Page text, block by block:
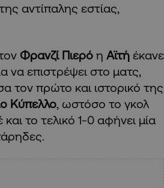
αντίπαλης εστίας,
Φρανζί Πιερό η Αϊτή έκανε
να επιστρέψει στο ματς,
τον πρώτο και ιστορικό της
Κύπελλο, ωστόσο το γκολ
το τελικό 1-0 αφήνει μία